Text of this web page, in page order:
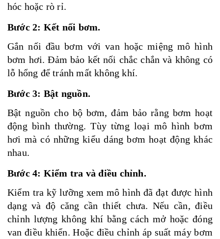
hóc hoặc rò rỉ.
Bước 2: Kết nối bơm.
Gắn nối đầu bơm với van hoặc miệng mô hình
bơm hơi. Đảm bảo kết nối chắc chắn và không có
lỗ hổng để tránh mất không khí.
Bước 3: Bật nguồn.
Bật nguồn cho bộ bơm, đảm bảo rằng bơm hoạt
động bình thường. Tùy từng loại mô hình bơm
hơi mà có những kiểu dáng bơm hoạt động khác
nhau.
Bước 4: Kiểm tra và điều chỉnh.
Kiểm tra kỹ lưỡng xem mô hình đã đạt được hình
dạng và độ căng cần thiết chưa. Nếu cần, điều
chỉnh lượng không khí bằng cách mở hoặc đóng
van điều khiển. Hoặc điều chỉnh áp suất máy bơm